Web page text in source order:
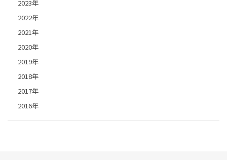
2023年
2022年
2021年
2020年
2019年
2018年
2017年
2016年